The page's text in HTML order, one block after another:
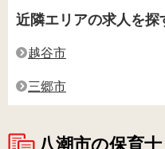
近隣エリアの求人を探
越谷市
三郷市
八潮市の保育